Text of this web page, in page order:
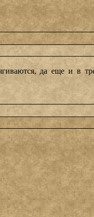
да еще и в